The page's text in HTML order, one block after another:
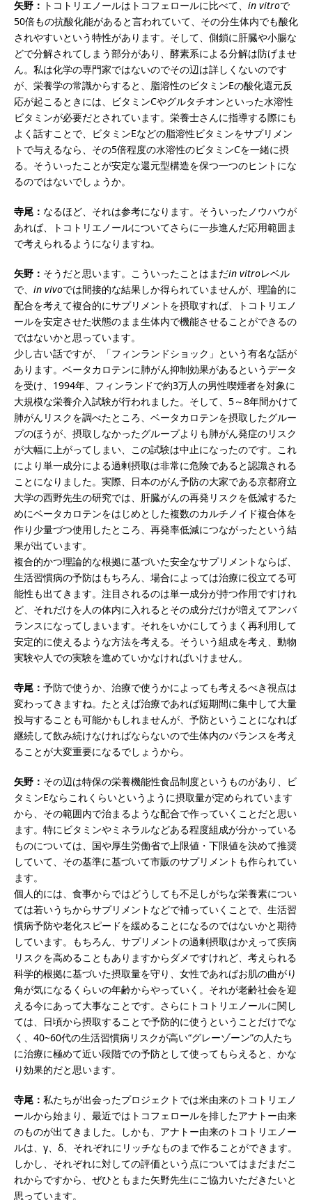
矢野： トコトリエノールはトコフェロールに比べて、 in vitroで
50倍もの抗酸化能があると言われていて、その分生体内でも酸化
されやすいという特性があります。そして、側鎖に肝臓や小腸な
どで分解されてしまう部分があり、酵素系による分解は防げませ
ん。私は化学の専門家ではないのでその辺は詳しくないのです
が、栄養学の常識からすると、脂溶性のビタミンEの酸化還元反
応が起こるときには、ビタミンCやグルタチオンといった水溶性
ビタミンが必要だとされています。栄養士さんに指導する際にも
よく話すことで、ビタミンEなどの脂溶性ビタミンをサプリメン
トで与えるなら、その5倍程度の水溶性のビタミンCを一緒に摂
る。そういったことが安定な還元型構造を保つ一つのヒントにな
るのではないでしょうか。
寺尾： なるほど、それは参考になります。そういったノウハウが
あれば、トコトリエノールについてさらに一歩進んだ応用範囲ま
で考えられるようになりますね。
矢野： そうだと思います。こういったことはまだin vitroレベル
で、 in vivoでは間接的な結果しか得られていませんが、理論的に
配合を考えて複合的にサプリメントを摂取すれば、トコトリエノ
ールを安定させた状態のまま生体内で機能させることができるの
ではないかと思っています。
少し古い話ですが、「フィンランドショック」という有名な話が
あります。ベータカロテンに肺がん抑制効果があるというデータ
を受け、1994年、フィンランドで約3万人の男性喫煙者を対象に
大規模な栄養介入試験が行われました。そして、5～8年間かけて
肺がんリスクを調べたところ、ベータカロテンを摂取したグルー
プのほうが、摂取しなかったグループよりも肺がん発症のリスク
が大幅に上がってしまい、この試験は中止になったのです。これ
により単一成分による過剰摂取は非常に危険であると認識される
ことになりました。実際、日本のがん予防の大家である京都府立
大学の西野先生の研究では、肝臓がんの再発リスクを低減するた
めにベータカロテンをはじめとした複数のカルチノイド複合体を
作り少量づつ使用したところ、再発率低減につながったという結
果が出ています。
複合的かつ理論的な根拠に基づいた安全なサプリメントならば、
生活習慣病の予防はもちろん、場合によっては治療に役立てる可
能性も出てきます。注目されるのは単一成分が持つ作用ですけれ
ど、それだけを人の体内に入れるとその成分だけが増えてアンバ
ランスになってしまいます。それをいかにしてうまく再利用して
安定的に使えるような方法を考える。そういう組成を考え、動物
実験や人での実験を進めていかなければいけません。
寺尾： 予防で使うか、治療で使うかによっても考えるべき視点は
変わってきますね。たとえば治療であれば短期間に集中して大量
投与することも可能かもしれませんが、予防ということになれば
継続して飲み続けなければならないので生体内のバランスを考え
ることが大変重要になるでしょうから。
矢野： その辺は特保の栄養機能性食品制度というものがあり、ビ
タミンEならこれくらいというように摂取量が定められています
から、その範囲内で治まるような配合で作っていくことだと思い
ます。特にビタミンやミネラルなどある程度組成が分かっている
ものについては、国や厚生労働省で上限値・下限値を決めて推奨
していて、その基準に基づいて市販のサプリメントも作られてい
ます。
個人的には、食事からではどうしても不足しがちな栄養素につい
ては若いうちからサプリメントなどで補っていくことで、生活習
慣病予防や老化スピードを緩めることになるのではないかと期待
しています。もちろん、サプリメントの過剰摂取はかえって疾病
リスクを高めることもありますからダメですけれど、考えられる
科学的根拠に基づいた摂取量を守り、女性であればお肌の曲がり
角が気になるくらいの年齢からやっていく。それが老齢社会を迎
える今にあって大事なことです。さらにトコトリエノールに関し
ては、日頃から摂取することで予防的に使うということだけでな
く、40~60代の生活習慣病リスクが高い“グレーゾーン”の人たち
に治療に極めて近い段階での予防として使ってもらえると、かな
り効果的だと思います。
寺尾： 私たちが出会ったプロジェクトでは米由来のトコトリエノ
ールから始まり、最近ではトコフェロールを排したアナトー由来
のものが出てきました。しかも、アナトー由来のトコトリエノー
ルは、γ、δ、それぞれにリッチなものまで作ることができます。
しかし、それぞれに対しての評価という点についてはまだまだこ
れからですから、ぜひともまた矢野先生にご協力いただきたいと
思っています。